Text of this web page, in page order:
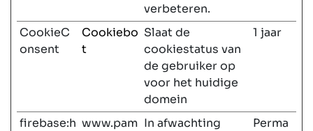
verbeteren.
CookieC
onsent
Cookiebo
t
Slaat de
cookiestatus van
de gebruiker op
voor het huidige
domein
1 jaar
firebase:h www.pam In afwachting
Perma